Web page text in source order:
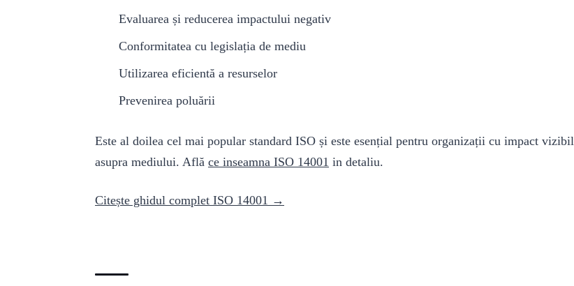
Evaluarea și reducerea impactului negativ
Conformitatea cu legislația de mediu
Utilizarea eficientă a resurselor
Prevenirea poluării
Este al doilea cel mai popular standard ISO și este esențial pentru organizații cu impact vizibil
asupra mediului. Află ce inseamna ISO 14001 in detaliu.
Citește ghidul complet ISO 14001 →